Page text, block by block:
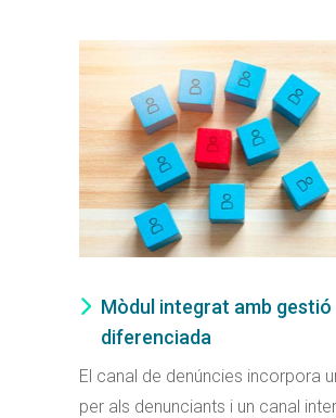
Mòdul integrat amb gestió
diferenciada
El canal de denúncies incorpora
per als denunciants i un canal